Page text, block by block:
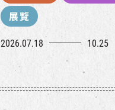
展覽
2026.07.18 10.25